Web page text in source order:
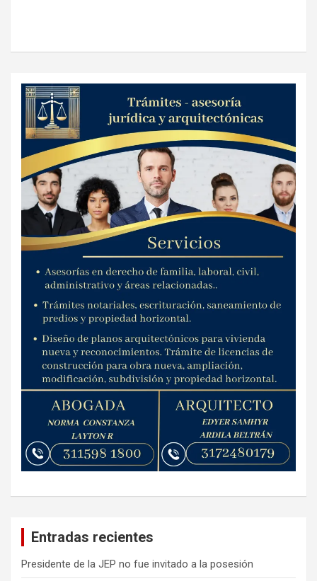
Entradas recientes
Presidente de la JEP no fue invitado a la posesión